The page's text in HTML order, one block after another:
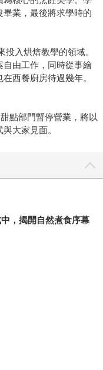
業，最後將求學時的
入烘焙教學的領域。
由工作，同時從事繪
西餐廚房待過幾年。
點部門暫停營業，將以
大家見面。
，揭開自然煮食序幕